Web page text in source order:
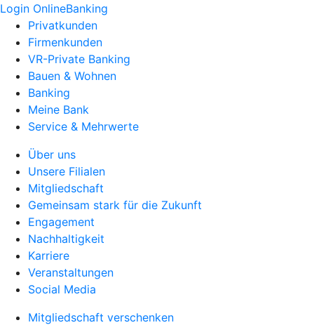
Login OnlineBanking
Privatkunden
Firmenkunden
VR-Private Banking
Bauen & Wohnen
Banking
Meine Bank
Service & Mehrwerte
Über uns
Unsere Filialen
Mitgliedschaft
Gemeinsam stark für die Zukunft
Engagement
Nachhaltigkeit
Karriere
Veranstaltungen
Social Media
Mitgliedschaft verschenken